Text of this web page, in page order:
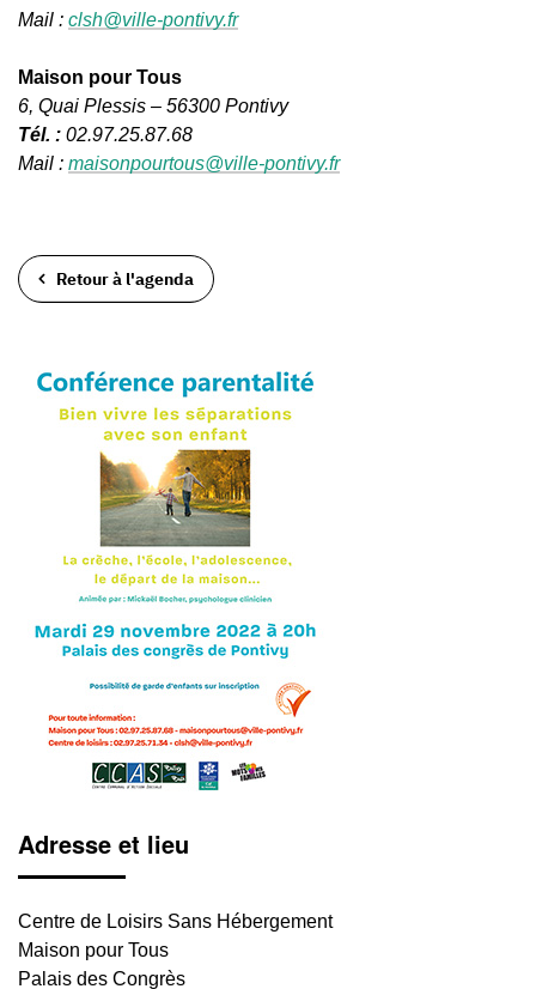
Mail : clsh@ville-pontivy.fr
Maison pour Tous
6, Quai Plessis – 56300 Pontivy
Tél. : 02.97.25.87.68
Mail : maisonpourtous@ville-pontivy.fr
Retour à l'agenda
Adresse et lieu
Centre de Loisirs Sans Hébergement
Maison pour Tous
Palais des Congrès